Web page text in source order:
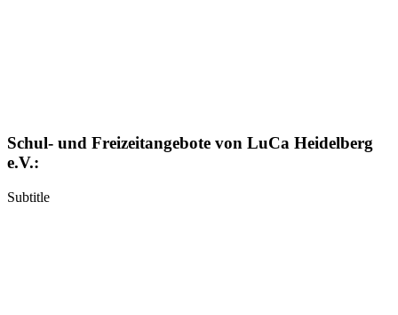
Schul- und Freizeitangebote von LuCa Heidelberg
e.V.:
Subtitle